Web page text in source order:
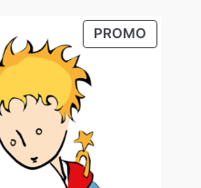
21,00 €
PROMO
EN